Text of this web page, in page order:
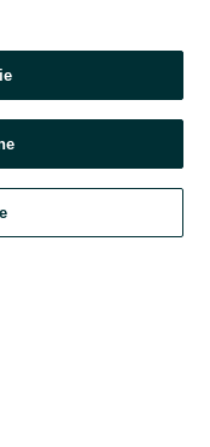
wskazanych powyżej,
aktualnym brzmieniu.